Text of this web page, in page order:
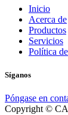
Inicio
Acerca de
Productos
Servicios
Política
Síganos
Póngase en
Copyright ©